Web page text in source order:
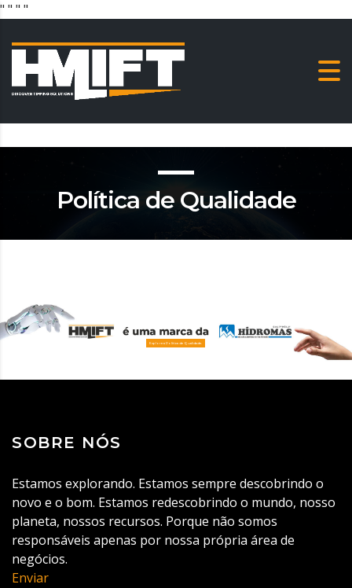
" " " "
Política de Qualidade
Explore a Política de Qualidade.
SOBRE NÓS
Estamos explorando. Estamos sempre descobrindo o
novo e o bom. Estamos redescobrindo o mundo, nosso
planeta, nossos recursos. Porque não somos
responsáveis apenas por nossa própria área de
negócios.
Enviar